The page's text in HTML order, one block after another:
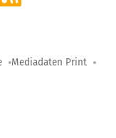
Mediadaten Print